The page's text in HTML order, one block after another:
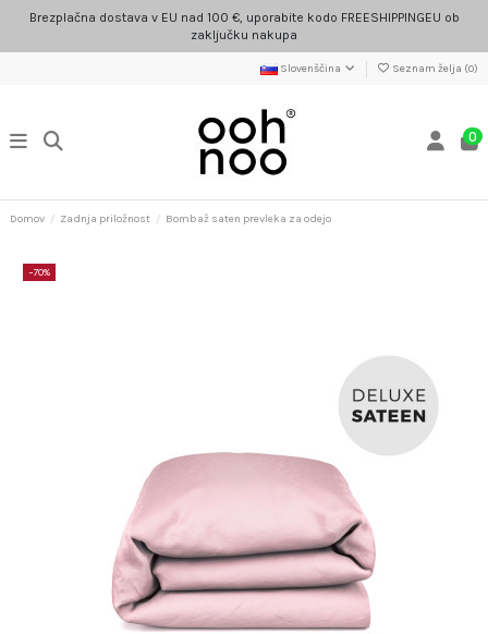
Brezplačna dostava v EU nad 100 €, uporabite kodo FREESHIPPINGEU ob
zaključku nakupa
Slovenščina Seznam želja (0)
0
Domov Zadnja priložnost Bombaž saten prevleka za odejo
−70%